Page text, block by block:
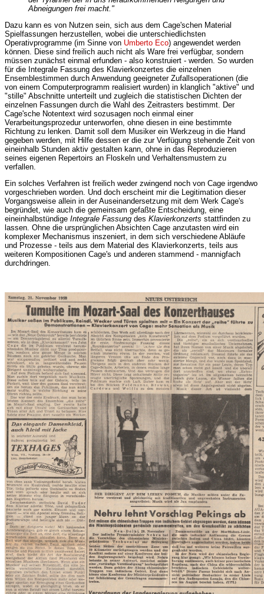
Abneigungen frei macht."
Dazu kann es von Nutzen sein, sich aus dem Cage'schen Material
Spielfassungen herzustellen, wobei die unterschiedlichsten
Operativprogramme (im Sinne von Umberto Eco) angewendet werden
können. Diese sind freilich auch nicht als Ware frei verfügbar, sondern
müssen zunächst einmal erfunden - also konstruiert - werden. So wurden
für die Integrale Fassung des Klavierkonzertes die einzelnen
Ensemblestimmen durch Anwendung geeigneter Zufallsoperationen (die
von einem Computerprogramm realisiert wurden) in klanglich "aktive" und
"stille" Abschnitte unterteilt und zugleich die statistischen Dichten der
einzelnen Fassungen durch die Wahl des Zeitrasters bestimmt. Der
Cage'sche Notentext wird sozusagen noch einmal einer
Verarbeitungsprozedur unterworfen, ohne diesen in eine bestimmte
Richtung zu lenken. Damit soll dem Musiker ein Werkzeug in die Hand
gegeben werden, mit Hilfe dessen er die zur Verfügung stehende Zeit von
eineinhalb Stunden aktiv gestalten kann, ohne in das Reproduzieren
seines eigenen Repertoirs an Floskeln und Verhaltensmustern zu
verfallen.
Ein solches Verfahren ist freilich weder zwingend noch von Cage irgendwo
vorgeschrieben worden. Und doch erscheint mir die Legitimation dieser
Vorgangsweise allein in der Auseinandersetzung mit dem Werk Cage's
begründet, wie auch die gemeinsam gefaßte Entscheidung, eine
eineinhalbstündige Integrale Fassung des Klavierkonzerts stattfinden zu
lassen. Ohne die ursprünglichen Absichten Cage anzutasten wird ein
komplexer Mechanismus inszeniert, in dem sich verschiedene Abläufe
und Prozesse - teils aus dem Material des Klavierkonzerts, teils aus
weiteren Kompositionen Cage's und anderen stammend - mannigfach
durchdringen.